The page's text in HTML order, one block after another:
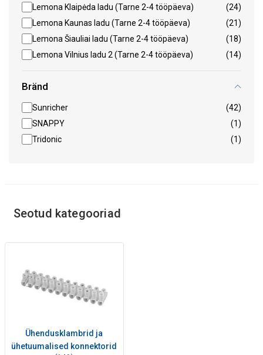
Lemona Klaipėda ladu (Tarne 2-4 tööpäeva)
(24)
Lemona Kaunas ladu (Tarne 2-4 tööpäeva)
(21)
Lemona Šiauliai ladu (Tarne 2-4 tööpäeva)
(18)
Lemona Vilnius ladu 2 (Tarne 2-4 tööpäeva)
(14)
Bränd
Sunricher
(42)
SNAPPY
(1)
Tridonic
(1)
Seotud kategooriad
Ühendusklambrid ja
ühetuumalised konnektorid